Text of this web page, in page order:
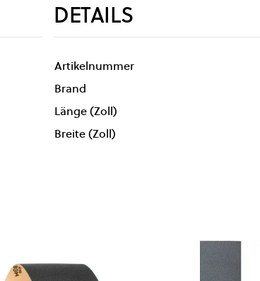
DETAILS
Artikelnummer
Brand
Länge (Zoll)
Breite (Zoll)